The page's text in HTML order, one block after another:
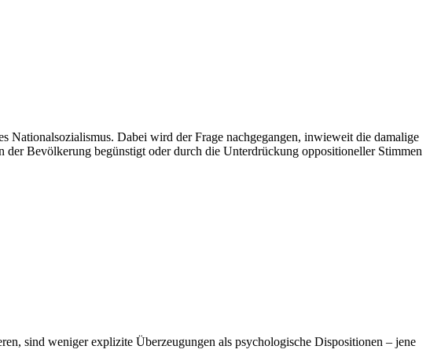
Nationalsozialismus. Dabei wird der Frage nachgegangen, inwieweit die damalige
Bevölkerung begünstigt oder durch die Unterdrückung oppositioneller Stimmen
sind weniger explizite Überzeugungen als psychologische Dispositionen – jene